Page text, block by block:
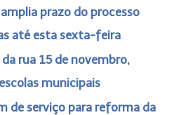
prazo do processo
até esta sexta-feira
rua 15 de novembro,
municipais
de serviço para reforma da